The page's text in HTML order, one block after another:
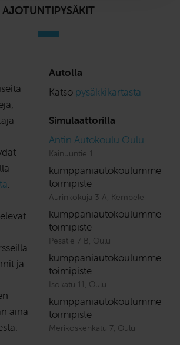
AJOTUNTIPYSÄKIT
.
ja
aina
Autolla
Katso pysäkkikartasta
Simulaattorilla
Antin Autokoulu Oulu
Kainuuntie 1
kumppaniautokoulumme
toimipiste
Aurinkokuja 3 A, Kempele
kumppaniautokoulumme
toimipiste
Pesätie 7 B, Oulu
kumppaniautokoulumme
toimipiste
Isokatu 11, Oulu
kumppaniautokoulumme
toimipiste
Merikoskenkatu 7, Oulu